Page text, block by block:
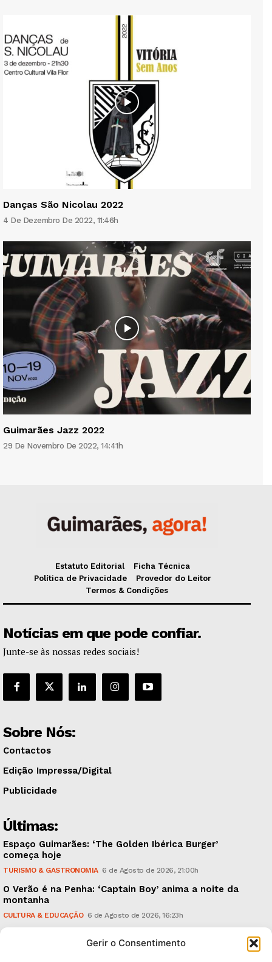
Gerir o Consentimento
Danças São Nicolau 2022
4 De Dezembro De 2022, 11:46h
Guimarães Jazz 2022
29 De Novembro De 2022, 14:41h
Estatuto Editorial
Ficha Técnica
Política de Privacidade
Provedor do Leitor
Termos & Condições
Notícias em que pode confiar.
Junte-se às nossas redes sociais!
Sobre Nós:
Contactos
Edição Impressa/Digital
Publicidade
Últimas:
Espaço Guimarães: ‘The Golden Ibérica Burger’
começa hoje
TURISMO & GASTRONOMIA 6 de Agosto de 2026, 21:00h
O Verão é na Penha: ‘Captain Boy’ anima a noite da
montanha
CULTURA & EDUCAÇÃO 6 de Agosto de 2026, 16:23h
em causa”, garante Ricardo Araújo